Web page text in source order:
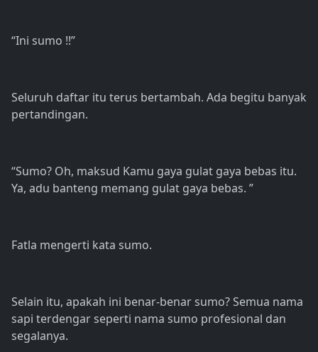
“Ini sumo !!”
Seluruh daftar itu terus bertambah. Ada begitu banyak
pertandingan.
“Sumo? Oh, maksud Kamu gaya gulat gaya bebas itu.
Ya, adu banteng memang gulat gaya bebas. ”
Fatla mengerti kata sumo.
Selain itu, apakah ini benar-benar sumo? Semua nama
sapi terdengar seperti nama sumo profesional dan
segalanya.